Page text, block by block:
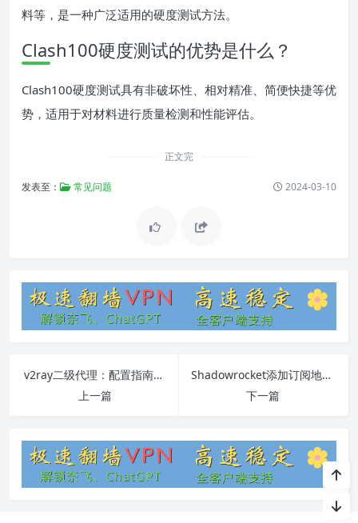
料等，是一种广泛适用的硬度测试方法。
Clash100硬度测试的优势是什么？
Clash100硬度测试具有非破坏性、相对精准、简便快捷等优
势，适用于对材料进行质量检测和性能评估。
正文完
发表至： 常见问题 2024-03-10
v2ray二级代理：配置指南与常见问题解答
上一篇
Shadowrocket添加订阅地址教程
下一篇